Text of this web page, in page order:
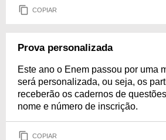
COPIAR
Prova personalizada
Este ano o Enem passou por uma
será personalizada, ou seja, os
receberão os cadernos de
nome e número de inscrição.
COPIAR